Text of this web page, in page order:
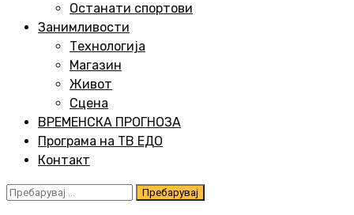
Останати спортови
Занимливости
Технологија
Магазин
Живот
Сцена
ВРЕМЕНСКА ПРОГНОЗА
Програма на ТВ ЕДО
Контакт
Пребарувај